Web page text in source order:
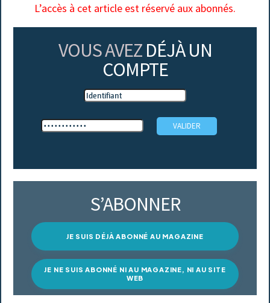
L’accès à cet article est réservé aux abonnés.
VOUS AVEZ DÉJÀ UN
COMPTE
S’ABONNER
JE SUIS DÉJÀ ABONNÉ AU MAGAZINE
JE NE SUIS ABONNÉ NI AU MAGAZINE, NI AU SITE
WEB